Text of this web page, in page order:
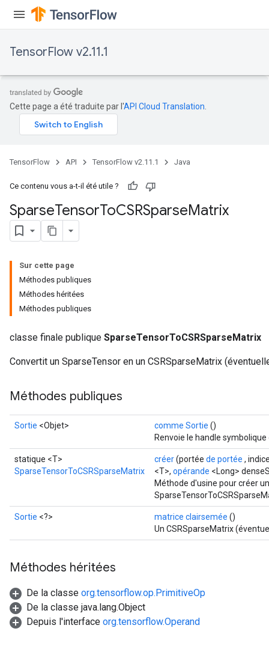
TensorFlow v2.11.1
Cette page a été traduite par l'API Cloud Translation
TensorFlow API TensorFlow v2.11.1 Java
Ce contenu vous a-t-il été utile ?
SparseTensorToCSRSparseMatrix
Sur cette page
Méthodes publiques
Méthodes héritées
Méthodes publiques
classe finale publique SparseTensorToCSRSparseMatrix
Convertit un SparseTensor en un CSRSparseMatrix
Méthodes publiques
Sortie <Objet> comme Sortie ()
Renvoie le handle
statique <T>
SparseTensorToCSRSparseMatrix
créer(portée de portée ,
<T>, opérande <Long>
Méthode d'usine pour créer
Sortie <?> matrice clairsemée ()
Un CSRSparseMatrix
Méthodes héritées
De la classe org.tensorflow.op.PrimitiveOp
De la classe java.lang.Object
Depuis l'interface org.tensorflow.Operand